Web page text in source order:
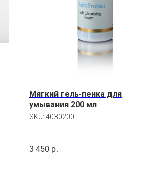
Мягкий гель-пенка для
умывания 200 мл
SKU: 4030200
3 450 р.